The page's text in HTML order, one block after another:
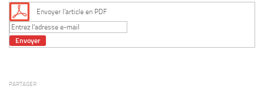
Envoyer l'article en PDF
PARTAGER